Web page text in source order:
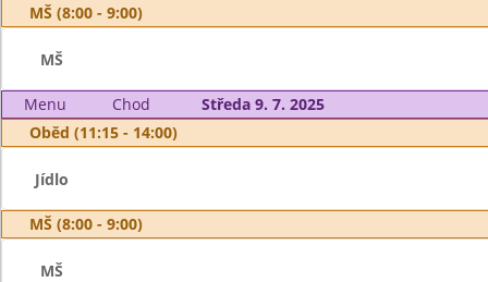
MŠ (8:00 - 9:00)
MŠ
Menu Chod
Středa 9. 7. 2025
Oběd (11:15 - 14:00)
Jídlo
MŠ (8:00 - 9:00)
MŠ